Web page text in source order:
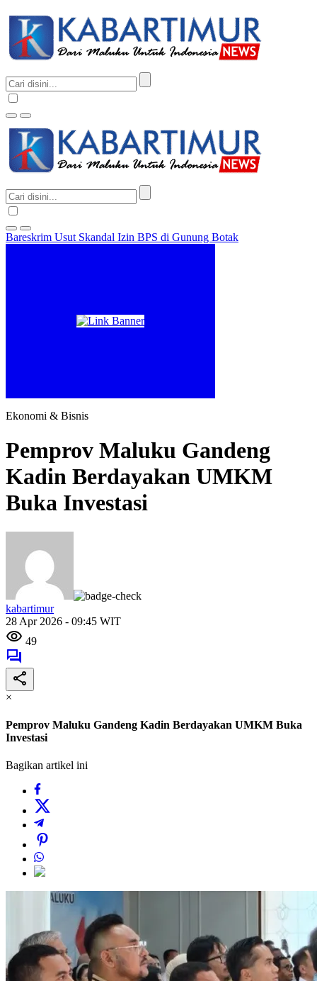
Bareskrim Usut Skandal Izin BPS di Gunung Botak
Ekonomi & Bisnis
Pemprov Maluku Gandeng
Kadin Berdayakan UMKM
Buka Investasi
kabartimur
28 Apr 2026 - 09:45 WIT
49
×
Pemprov Maluku Gandeng Kadin Berdayakan UMKM Buka
Investasi
Bagikan artikel ini